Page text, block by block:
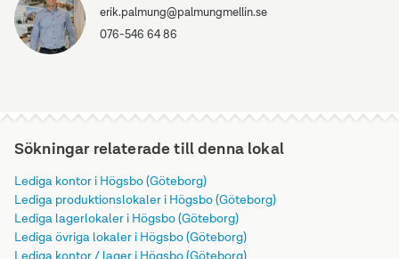
erik.palmung@palmungmellin.se
076-546 64 86
Sökningar relaterade till denna lokal
Lediga kontor i Högsbo (Göteborg)
Lediga produktionslokaler i Högsbo (Göteborg)
Lediga lagerlokaler i Högsbo (Göteborg)
Lediga övriga lokaler i Högsbo (Göteborg)
Lediga kontor / lager i Högsbo (Göteborg)